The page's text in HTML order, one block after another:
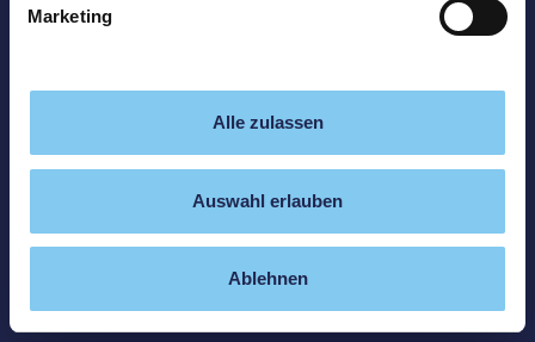
Marketing
Alle zulassen
Auswahl erlauben
Ablehnen